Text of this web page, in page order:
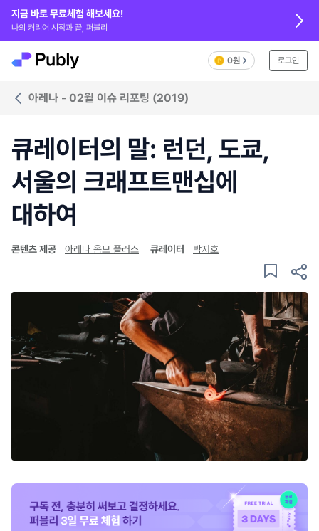
지금 바로 무료체험 해보세요!
나의 커리어 시작과 끝, 퍼블리
0원 로그인
아레나 - 02월 이슈 리포팅 (2019)
큐레이터의 말: 런던, 도쿄,
서울의 크래프트맨십에
대하여
콘텐츠 제공 아레나 옴므 플러스 큐레이터 박지호